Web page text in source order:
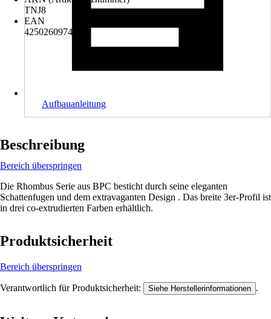
TNJ8
EAN
4250260974467
Aufbauanleitung
Beschreibung
Bereich überspringen
Die Rhombus Serie aus BPC besticht durch seine eleganten
Schattenfugen und dem extravaganten Design . Das breite 3er-Profil ist
in drei co-extrudierten Farben erhältlich.
Produktsicherheit
Bereich überspringen
Verantwortlich für Produktsicherheit: Siehe Herstellerinformationen .